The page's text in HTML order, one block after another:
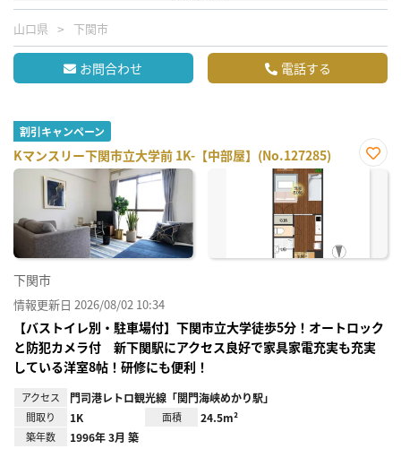
山口県 下関市
お問合わせ 電話する
割引キャンペーン
Kマンスリー下関市立大学前 1K-【中部屋】(No.127285)
お気
下関市
情報更新日 2026/08/02 10:34
【バストイレ別・駐車場付】下関市立大学徒歩5分！オートロック
と防犯カメラ付 新下関駅にアクセス良好で家具家電充実も充実
している洋室8帖！研修にも便利！
アクセス 門司港レトロ観光線「関門海峡めかり駅」
間取り 1K 面積 24.5m²
築年数 1996年 3月 築